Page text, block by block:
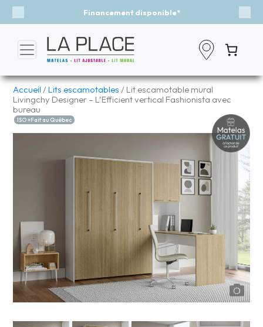
Événement - Un vent
Previous
Accueil /Lits escamotables / Lit escamotable mural
Livingchy Designer – L’Efficient vertical Fashionista avec
bureau
ISO +Fait au Québec